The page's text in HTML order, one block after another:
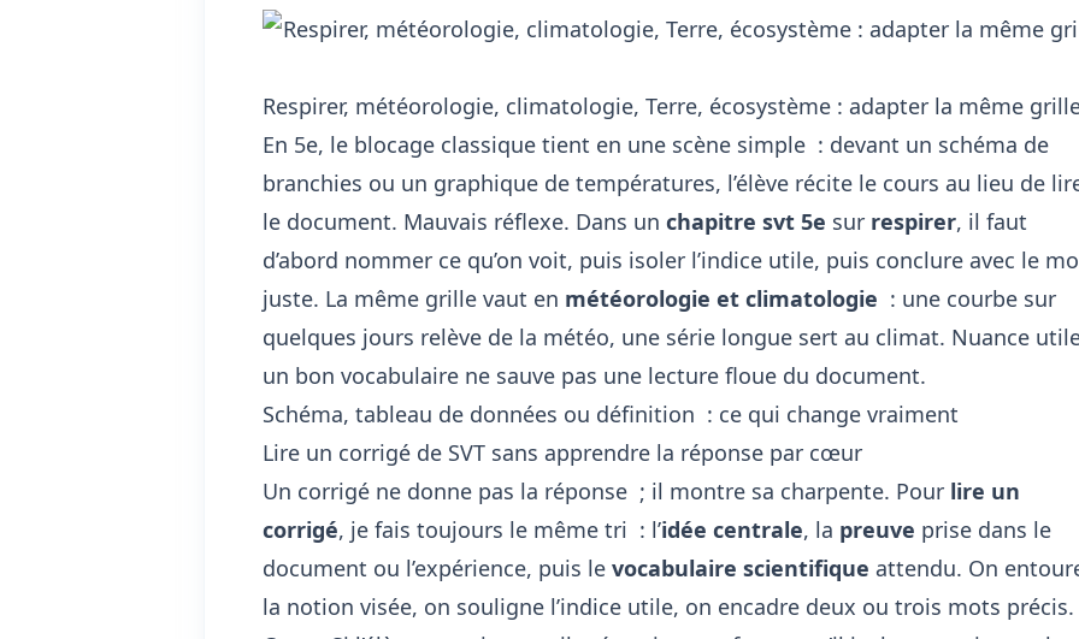
Respirer, météorologie, climatologie, Terre, écosystème : adapter la même
En 5e, le blocage classique tient en une scène simple : devant un schéma de
branchies ou un graphique de températures, l’élève récite le cours au lieu de
le document. Mauvais réflexe. Dans unchapitre svt 5e sur respirer, il faut
d’abord nommer ce qu’on voit, puis isoler l’indice utile, puis conclure avec le
juste. La même grille vaut en météorologie et climatologie : une courbe sur
quelques jours relève de la météo, une série longue sert au climat. Nuance
un bon vocabulaire ne sauve pas une lecture floue du document.
Schéma, tableau de données ou définition : ce qui change vraiment
Lire un corrigé de SVT sans apprendre la réponse par cœur
Un corrigé ne donne pas la réponse ; il montre sa charpente. Pour lire un
corrigé, je fais toujours le même tri : l’idée centrale, la preuve prise dans le
document ou l’expérience, puis levocabulaire scientifique attendu. On
la notion visée, on souligne l’indice utile, on encadre deux ou trois mots précis.